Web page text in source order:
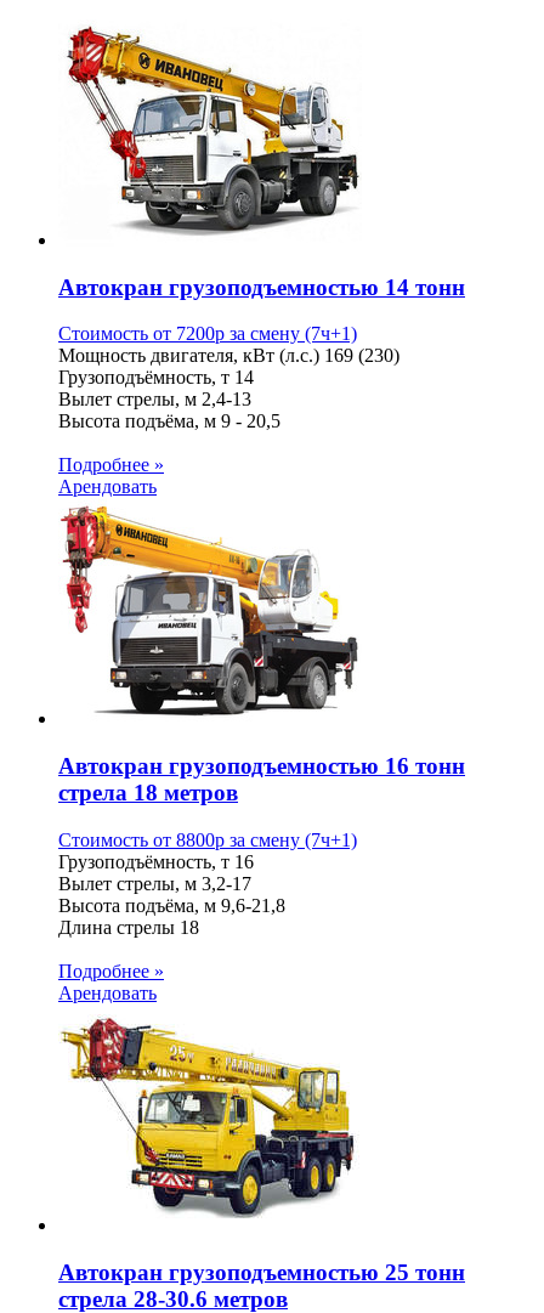
Автокран грузоподъемностью 14 тонн
Стоимость от 7200p за смену (7ч+1)
Мощность двигателя, кВт (л.с.) 169 (230)
Грузоподъёмность, т 14
Вылет стрелы, м 2,4-13
Высота подъёма, м 9 - 20,5
Подробнее »
Арендовать
Автокран грузоподъемностью 16 тонн
стрела 18 метров
Стоимость от 8800p за смену (7ч+1)
Грузоподъёмность, т 16
Вылет стрелы, м 3,2-17
Высота подъёма, м 9,6-21,8
Длина стрелы 18
Подробнее »
Арендовать
Автокран грузоподъемностью 25 тонн
стрела 28-30.6 метров